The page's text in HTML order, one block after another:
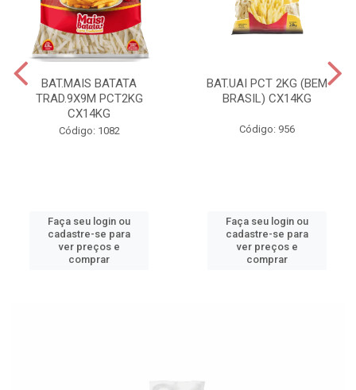
BAT.MAIS BATATA
TRAD.9X9M PCT2KG
CX14KG
Código: 1082
Faça seu login ou
cadastre-se para
ver preços e
comprar
BAT.UAI PCT 2KG (BEM
BRASIL) CX14KG
Código: 956
Faça seu login ou
cadastre-se para
ver preços e
comprar